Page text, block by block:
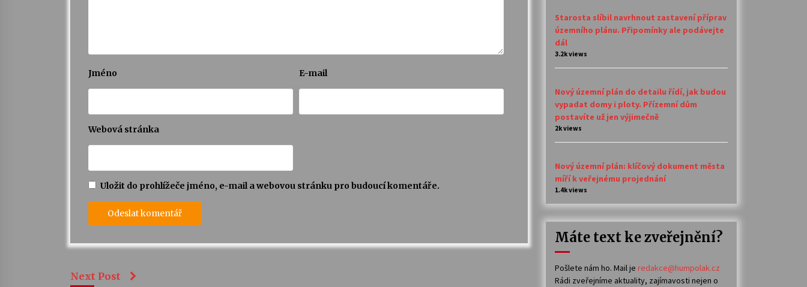
Jméno E-mail
Webová stránka
Uložit do prohlížeče jméno, e-mail a webovou stránku pro budoucí komentáře.
Next Post
Starosta slíbil navrhnout zastavení příprav
územního plánu. Připomínky ale podávejte
dál
3.2k views
Nový územní plán do detailu řídí, jak budou
vypadat domy i ploty. Přízemní dům
postavíte už jen výjimečně
2k views
Nový územní plán: klíčový dokument města
míří k veřejnému projednání
1.4k views
Máte text ke zveřejnění?
Pošlete nám ho. Mail je redakce@humpolak.cz
Rádi zveřejníme aktuality, zajímavosti nejen o